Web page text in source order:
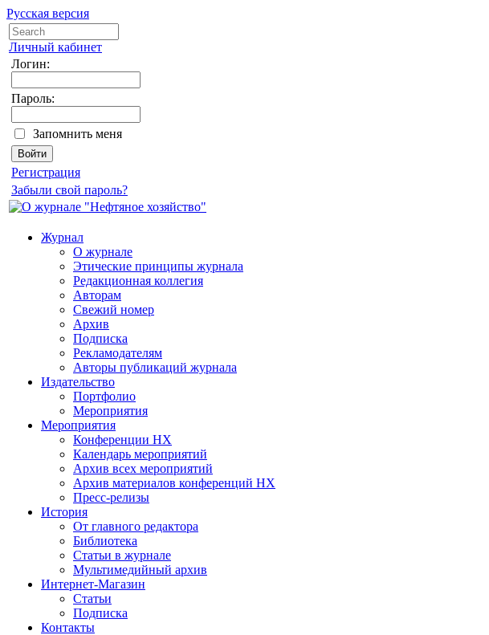
Русская версия
Личный кабинет
Логин:
Пароль:
Запомнить меня
Регистрация
Забыли свой пароль?
Журнал
О журнале
Этические принципы журнала
Редакционная коллегия
Авторам
Свежий номер
Архив
Подписка
Рекламодателям
Авторы публикаций журнала
Издательство
Портфолио
Мероприятия
Мероприятия
Конференции НХ
Календарь мероприятий
Архив всех мероприятий
Архив материалов конференций НХ
Пресс-релизы
История
От главного редактора
Библиотека
Статьи в журнале
Мультимедийный архив
Интернет-Магазин
Статьи
Подписка
Контакты